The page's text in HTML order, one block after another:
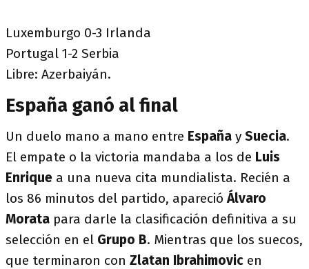
Luxemburgo 0-3 Irlanda
Portugal 1-2 Serbia
Libre: Azerbaiyán.
España ganó al final
Un duelo mano a mano entre España y Suecia.
El empate o la victoria mandaba a los de Luis
Enrique a una nueva cita mundialista. Recién a
los 86 minutos del partido, aparecióÁlvaro
Morata para darle la clasificación definitiva a su
selección en el Grupo B. Mientras que los suecos,
que terminaron con Zlatan Ibrahimovic en